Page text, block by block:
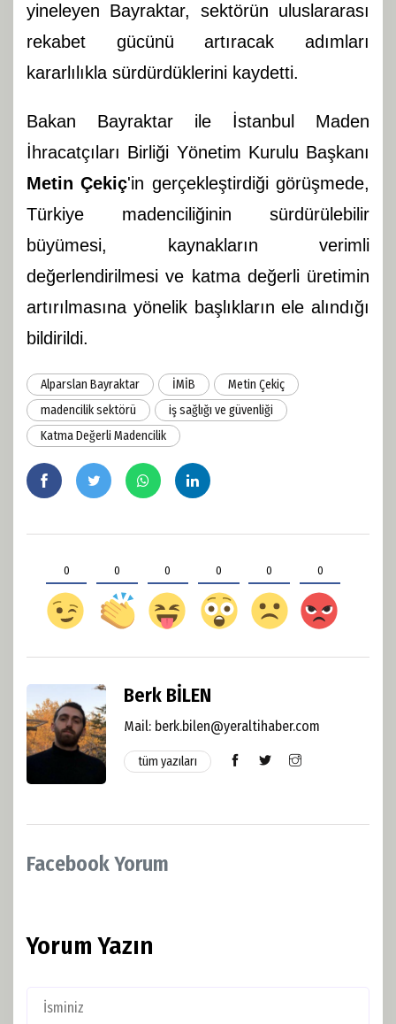
yineleyen Bayraktar, sektörün uluslararası
rekabet gücünü artıracak adımları
kararlılıkla sürdürdüklerini kaydetti.
Bakan Bayraktar ile İstanbul Maden
İhracatçıları Birliği Yönetim Kurulu Başkanı
Metin Çekiç'in gerçekleştirdiği görüşmede,
Türkiye madenciliğinin sürdürülebilir
büyümesi, kaynakların verimli
değerlendirilmesi ve katma değerli üretimin
artırılmasına yönelik başlıkların ele alındığı
bildirildi.
Alparslan Bayraktar İMİB
Metin Çekiç
madencilik sektörü
iş sağlığı ve güvenliği
Katma Değerli Madencilik
0 0 0 0 0 0
Berk BİLEN
Mail: berk.bilen@yeraltihaber.com
tüm yazıları
Facebook Yorum
Yorum Yazın